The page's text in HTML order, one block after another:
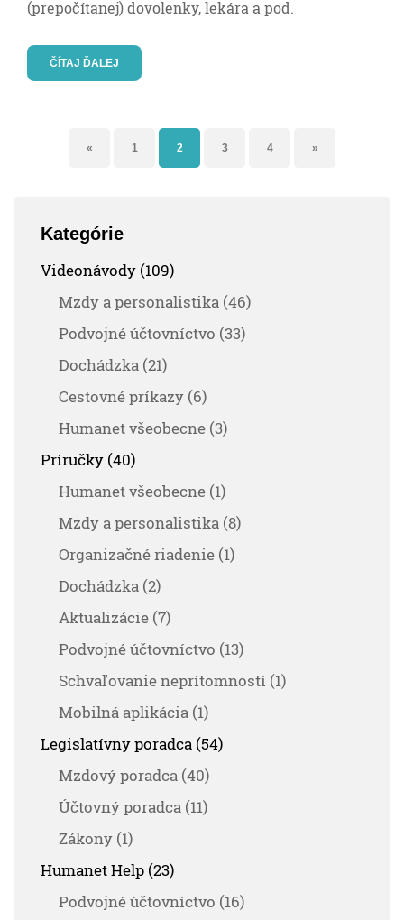
(prepočítanej) dovolenky, lekára a pod.
ČÍTAJ ĎALEJ
« 1 2 3 4 »
Kategórie
Videonávody (109)
Mzdy a personalistika (46)
Podvojné účtovníctvo (33)
Dochádzka (21)
Cestovné príkazy (6)
Humanet všeobecne (3)
Príručky (40)
Humanet všeobecne (1)
Mzdy a personalistika (8)
Organizačné riadenie (1)
Dochádzka (2)
Aktualizácie (7)
Podvojné účtovníctvo (13)
Schvaľovanie neprítomností (1)
Mobilná aplikácia (1)
Legislatívny poradca (54)
Mzdový poradca (40)
Účtovný poradca (11)
Zákony (1)
Humanet Help (23)
Podvojné účtovníctvo (16)